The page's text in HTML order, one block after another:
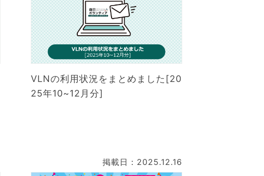
VLNの利用状況をまとめました[20
25年10~12月分]
掲載日：2025.12.16